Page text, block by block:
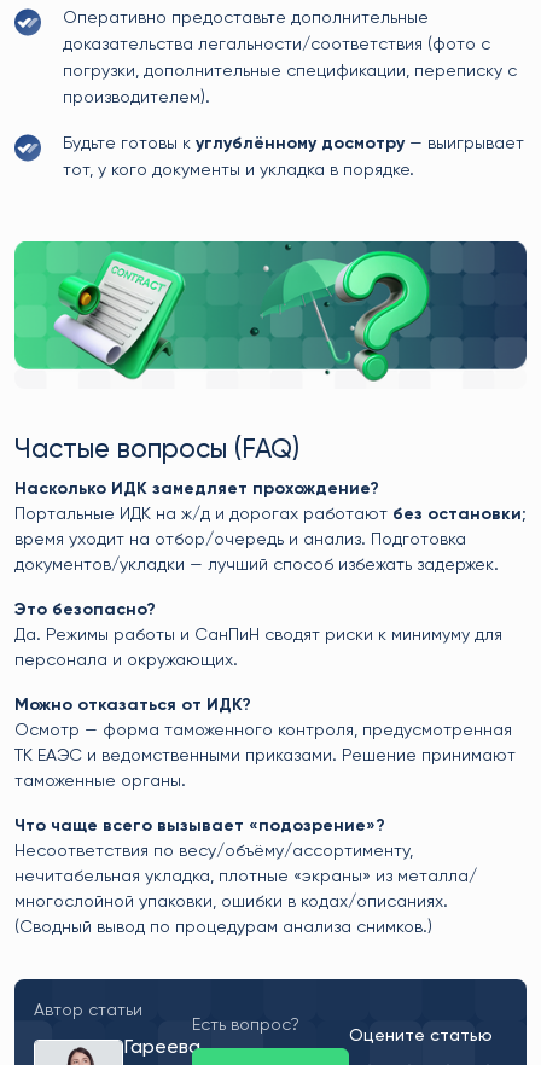
Оперативно предоставьте дополнительные
доказательства легальности/соответствия (фото с
погрузки, дополнительные спецификации, переписку с
производителем).
Будьте готовы к углублённому досмотру— выигрывает
тот, у кого документы и укладка в порядке.
Частые вопросы (FAQ)
Насколько ИДК замедляет прохождение?
Портальные ИДК на ж/д и дорогах работают без остановки;
время уходит на отбор/очередь и анализ. Подготовка
документов/укладки — лучший способ избежать задержек.
Это безопасно?
Да. Режимы работы и СанПиН сводят риски к минимуму для
персонала и окружающих.
Можно отказаться от ИДК?
Осмотр — форма таможенного контроля, предусмотренная
ТК ЕАЭС и ведомственными приказами. Решение принимают
таможенные органы.
Что чаще всего вызывает «подозрение»?
Несоответствия по весу/объёму/ассортименту,
нечитабельная укладка, плотные «экраны» из металла/
многослойной упаковки, ошибки в кодах/описаниях.
(Сводный вывод по процедурам анализа снимков.)
Автор статьи
Гареева
Есть вопрос?
Оцените статью